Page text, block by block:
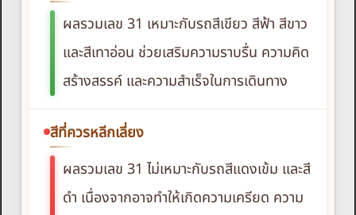
ผลรวมเลข 31 เหมาะกับรถสีเขียว สีฟ้า สีขาว
และสีเทาอ่อน ช่วยเสริมความราบรื่น ความคิด
สร้างสรรค์ และความสำเร็จในการเดินทาง
สีที่ควรหลีกเลี่ยง
ผลรวมเลข 31 ไม่เหมาะกับรถสีแดงเข้ม และสี
ดำ เนื่องจากอาจทำให้เกิดความเครียด ความ